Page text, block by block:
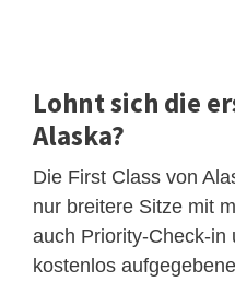
Lohnt sich die
Alaska?
Die First Class von
nur breitere Sitze mit
auch Priority-Check-in
kostenlos